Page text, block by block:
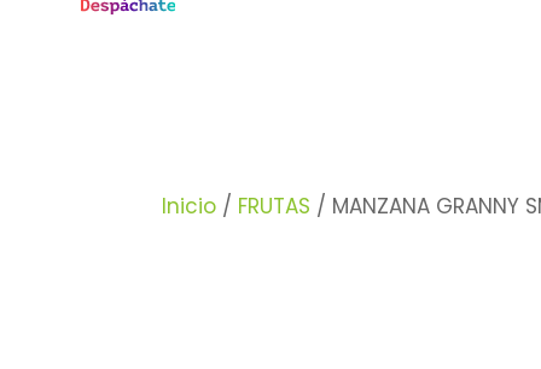
Inicio / FRUTAS / MANZANA GRANNY